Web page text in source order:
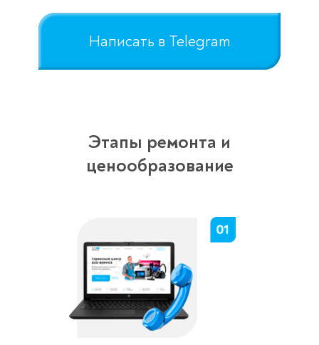
Написать в Telegram
Этапы ремонта и
ценообразование